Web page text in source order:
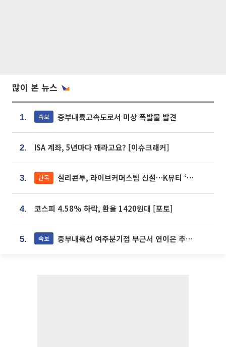
많이 본 뉴스
1. 속보 중부내륙고속도로서 미상 폭발물 발견
2. ISA 계좌, 5년마다 깨라고요? [이슈크래커]
3. 단독 실리콘투, 라이브커머스팀 신설…K뷰티 ‘글로벌 판매망’ 확대[K뷰티 라방戰]
4. 코스피 4.58% 하락, 환율 1420원대 [포토]
5. 속보 중부내륙선 여주분기점 부근서 연이은 추돌사고 발생